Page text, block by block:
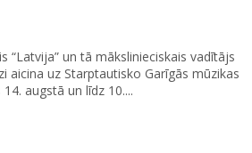
“Latvija” un tā mākslinieciskais vadītājs
aicina uz Starptautisko Garīgās mūzikas
augstā un līdz 10....